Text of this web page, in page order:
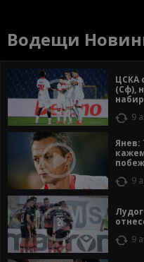
Водещи
ЦСКА
(Сф),
9
Янев:
9
9